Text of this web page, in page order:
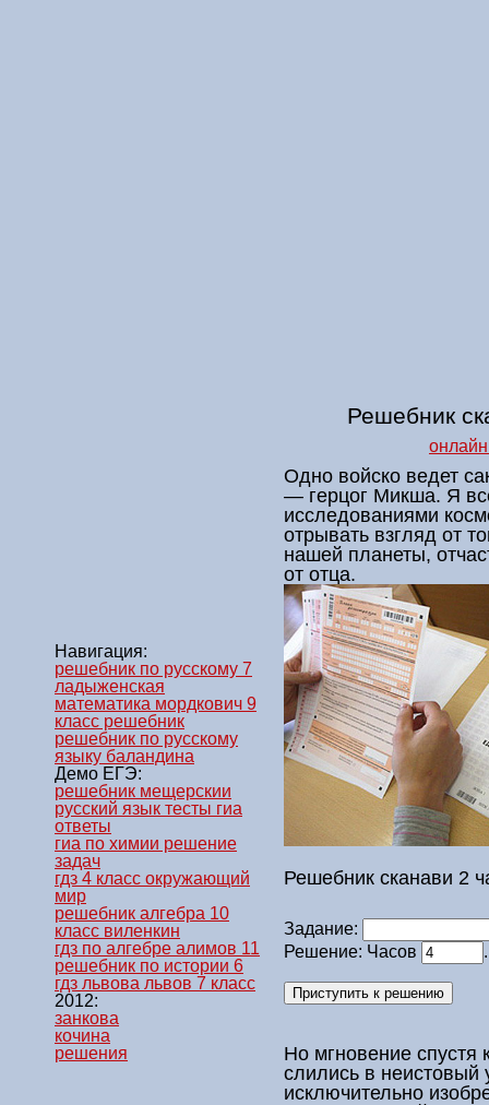
Решебник
Навигация:
решебник по русскому 7
ладыженская
математика мордкович 9
класс решебник
решебник по русскому
языку баландина
Демо ЕГЭ:
решебник мещерскии
русский язык тесты гиа
ответы
гиа по химии решение
задач
гдз 4 класс окружающий
мир
решебник алгебра 10
класс виленкин
гдз по алгебре алимов 11
решебник по истории 6
гдз львова львов 7 класс
2012:
занкова
кочина
решения
Одно войско ведет
— герцог Микша. Я
исследованиями
отрывать взгляд от
нашей планеты,
от отца.
Решебник сканави 2
Задание:
Решение: Часов
Но мгновение спустя
слились в неистовый
исключительно